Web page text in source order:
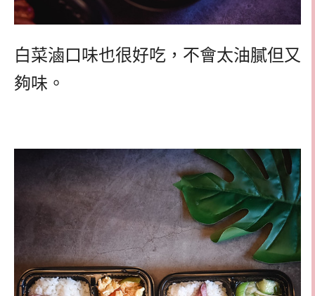
白菜滷口味也很好吃，不會太油膩但又
夠味。